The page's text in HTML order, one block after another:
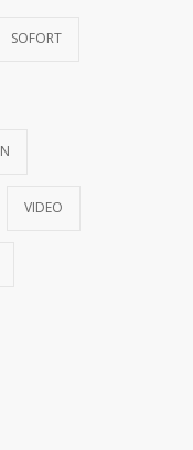
(27.10.
SOFORT
VIDEO